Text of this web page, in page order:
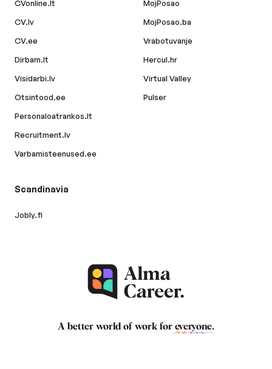
CVonline.lt
CV.lv
CV.ee
Dirbam.lt
Visidarbi.lv
Otsintood.ee
Personaloatrankos.lt
Recruitment.lv
Varbamisteenused.ee
MojPosao
MojPosao.ba
Vrabotuvanje
Hercul.hr
Virtual Valley
Pulser
Scandinavia
Jobly.fi
A better world of work for everyone.